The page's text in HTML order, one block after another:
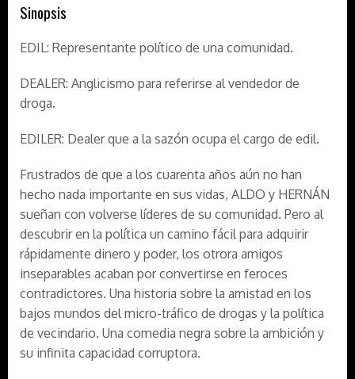
Sinopsis
EDIL: Representante político de una comunidad.
DEALER: Anglicismo para referirse al vendedor de
droga.
EDILER: Dealer que a la sazón ocupa el cargo de edil.
Frustrados de que a los cuarenta años aún no han
hecho nada importante en sus vidas, ALDO y HERNÁN
sueñan con volverse líderes de su comunidad. Pero al
descubrir en la política un camino fácil para adquirir
rápidamente dinero y poder, los otrora amigos
inseparables acaban por convertirse en feroces
contradictores. Una historia sobre la amistad en los
bajos mundos del micro-tráfico de drogas y la política
de vecindario. Una comedia negra sobre la ambición y
su infinita capacidad corruptora.